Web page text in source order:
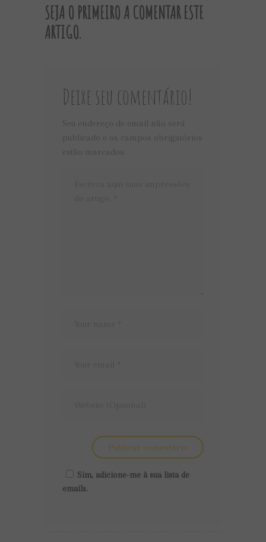
SEJA O PRIMEIRO A COMENTAR ESTE
ARTIGO.
Deixe seu comentário!
Seu endereço de email não será
publicado e os campos obrigatórios
estão marcados.
Sim, adicione-me à sua lista de
emails.